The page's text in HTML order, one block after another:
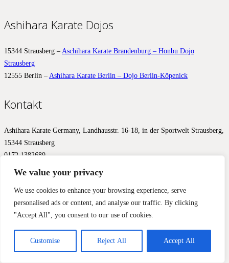
We value your privacy
We use cookies to enhance your browsing experience, serve
personalised ads or content, and analyse our traffic. By clicking
"Accept All", you consent to our use of cookies.
Customise Reject All Accept All
Ashihara Karate Dojos
15344 Strausberg – Aschihara Karate Brandenburg – Honbu Dojo
Strausberg
12555 Berlin – Ashihara Karate Berlin – Dojo Berlin-Köpenick
Kontakt
Ashihara Karate Germany, Landhausstr. 16-18, in der Sportwelt Strausberg,
15344 Strausberg
0172 1382689
© 2017 – 2026 Ashihara.de – Impressum & Datenschutz
Diese Website benutzt Cookies, Google Analytics und Facebook
Pixels, um Ihnen ein optimales Ergebnis zu liefern. Wir aktivieren
diese Werkzeuge erst mit Ihrer Zustimmung. Einverstanden
Nein, nicht einverstanden
Mehr Informationen